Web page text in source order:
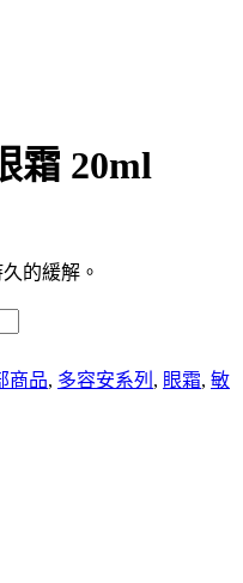
霜 20ml
的緩解。
商品, 多容安系列 , 眼霜, 敏